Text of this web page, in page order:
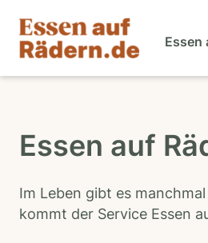
Essen
Essen auf
Im Leben gibt es
kommt der Service Essen